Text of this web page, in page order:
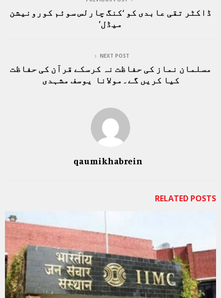
ڈاکٹر تقی عابدی کو ‘کنگ چارلس سوئم کورونیشن
میڈل’
NEXT POST
مسلمان نماز کی حفاظت نہ کرسکے قرآن کی حفاظت
کیا کریں گے۔مولانا یوسف مشہدی
qaumikhabrein
RELATED POSTS